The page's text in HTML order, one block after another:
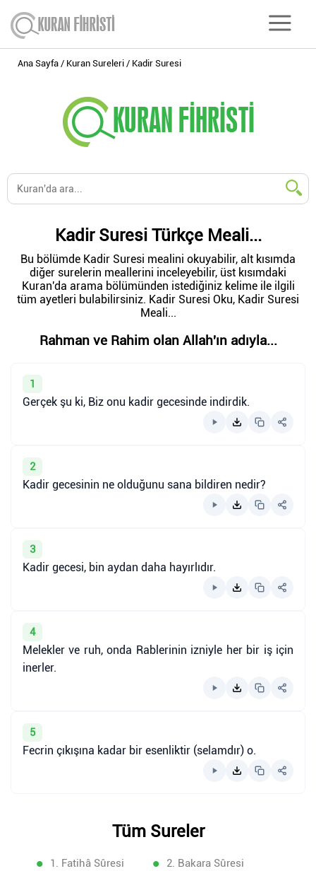
Ana Sayfa Kuran Sureleri Kadir Suresi
Kadir Suresi Türkçe Meali...
Bu bölümde Kadir Suresi mealini okuyabilir, alt kısımda
diğer surelerin meallerini inceleyebilir, üst kısımdaki
Kuran'da arama bölümünden istediğiniz kelime ile ilgili
tüm ayetleri bulabilirsiniz. Kadir Suresi Oku, Kadir Suresi
Meali...
Rahman ve Rahim olan Allah'ın adıyla...
1
Gerçek şu ki, Biz onu kadir gecesinde indirdik.
2
Kadir gecesinin ne olduğunu sana bildiren nedir?
3
Kadir gecesi, bin aydan daha hayırlıdır.
4
Melekler ve ruh, onda Rablerinin izniyle her bir iş için
inerler.
5
Fecrin çıkışına kadar bir esenliktir (selamdır) o.
Tüm Sureler
1. Fatihâ Sûresi
2. Bakara Sûresi